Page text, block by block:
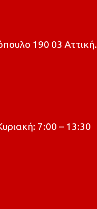
190 03 Αττική.
7:00 – 13:30